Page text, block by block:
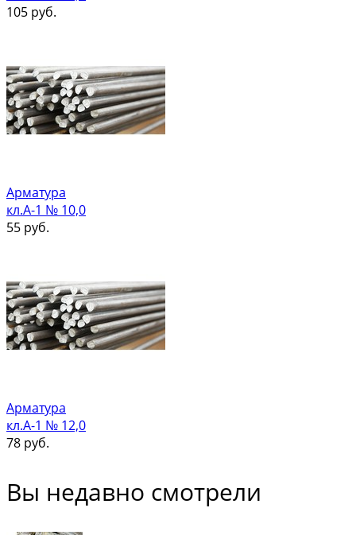
105 руб.
Арматура
кл.А-1 № 10,0
55 руб.
Арматура
кл.А-1 № 12,0
78 руб.
Вы недавно смотрели